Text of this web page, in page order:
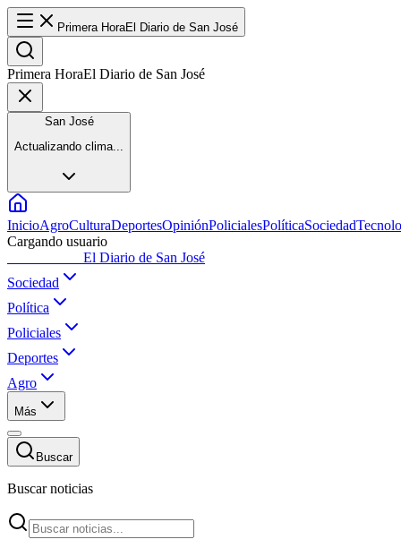
Primera HoraEl Diario de San José
Primera HoraEl Diario de San José
San José
Actualizando clima...
InicioAgroCulturaDeportesOpiniónPolicialesPolíticaSociedad
Cargando usuario
El Diario de San José
Sociedad
Política
Policiales
Deportes
Agro
Más
Buscar
Buscar noticias